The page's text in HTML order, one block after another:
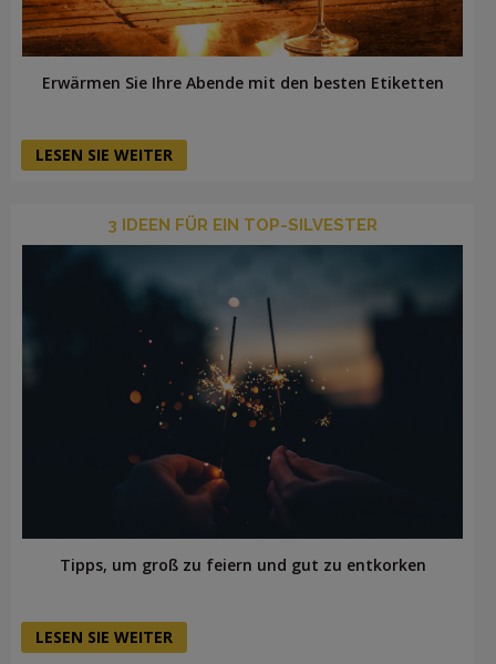
Erwärmen Sie Ihre Abende mit den besten Etiketten
LESEN SIE WEITER
3 IDEEN FÜR EIN TOP-SILVESTER
Tipps, um groß zu feiern und gut zu entkorken
LESEN SIE WEITER